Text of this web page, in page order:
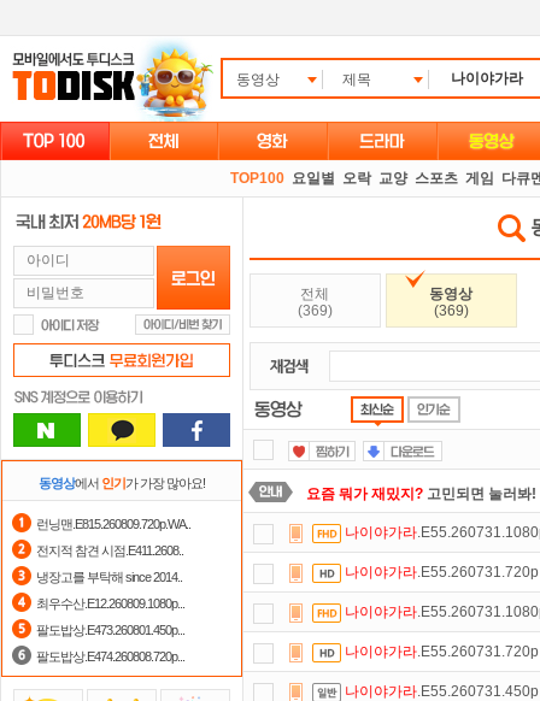
동영상 제목
TOP100 요일별 오락 교양 스포츠 게임 다큐
동영상에서 인기가 가장 많아요!
런닝맨.E815.260809.720p.WA..
전지적 참견 시점.E411.2608..
냉장고를 부탁해 since 2014..
최우수산.E12.260809.1080p...
팔도밥상.E473.260801.450p...
팔도밥상.E474.260808.720p...
전체
(369)
동영상
(369)
요즘 뭐가 재밌지? 고민되면 눌러봐!
숨어있는 카드 마일리지 조회하고
출석체크이벤트!매일매일 출석체
자녀보호기능 으로 가족과 함께 투
정액제할인쿠폰 사용방법안내
나이야가라
나이야가라
나이야가라
나이야가라
나이야가라